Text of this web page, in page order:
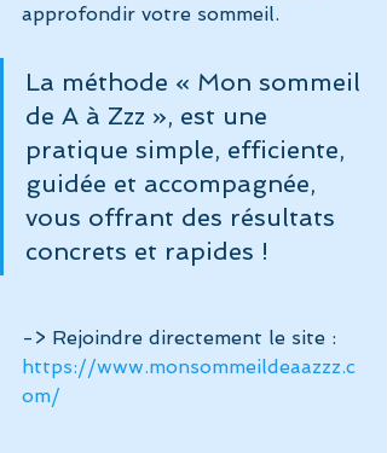
approfondir votre sommeil.
La méthode « Mon sommeil
de A à Zzz », est une
pratique simple, efficiente,
guidée et accompagnée,
vous offrant des résultats
concrets et rapides !
-> Rejoindre directement le site :
https://www.monsommeildeaazzz.c
om/